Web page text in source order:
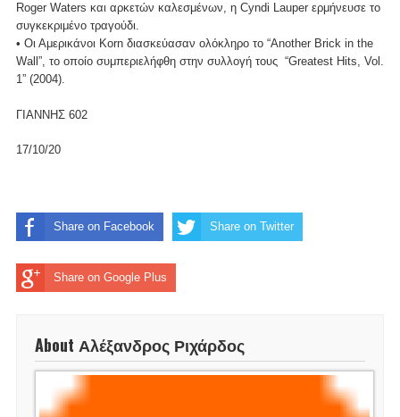
Roger Waters και αρκετών καλεσμένων, η Cyndi Lauper ερμήνευσε το
συγκεκριμένο τραγούδι.
• Οι Αμερικάνοι Korn διασκεύασαν ολόκληρο το “Another Brick in the
Wall”, το οποίο συμπεριελήφθη στην συλλογή τους “Greatest Hits, Vol.
1” (2004).
ΓΙΑΝΝΗΣ 602
17/10/20
Share on Facebook Share on Twitter
Share on Google Plus
About Αλέξανδρος Ριχάρδος